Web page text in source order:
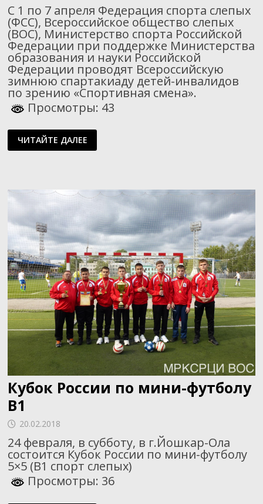
С 1 по 7 апреля Федерация спорта слепых
(ФСС), Всероссийское общество слепых
(ВОС), Министерство спорта Российской
Федерации при поддержке Министерства
образования и науки Российской
Федерации проводят Всероссийскую
зимнюю спартакиаду детей-инвалидов
по зрению «Спортивная смена».
Просмотры: 43
СПОРТИВНАЯ
СМЕНА
В
ЧИТАЙТЕ ДАЛЕЕ
Кубок России по мини-футболу
B1
20.02.2018
24 февраля, в субботу, в г.Йошкар-Ола
состоится Кубок России по мини-футболу
5×5 (B1 спорт слепых)
Просмотры: 36